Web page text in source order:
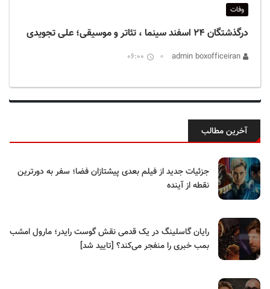
وفات
درگذشتگان ۲۴ اسفند سینما ، تئاتر و موسیقی؛ علی تجویدی
06:00
آخرین مطالب
جزئیات جدید از فیلم بعدی پیشتازان فضا؛ سفر به دورترین
نقطه از آینده
رایان گاسلینگ در یک قدمی نقش گوست رایدر؛ مارول امشب
بمب خبری را منفجر می‌کند؟ [تایید شد]